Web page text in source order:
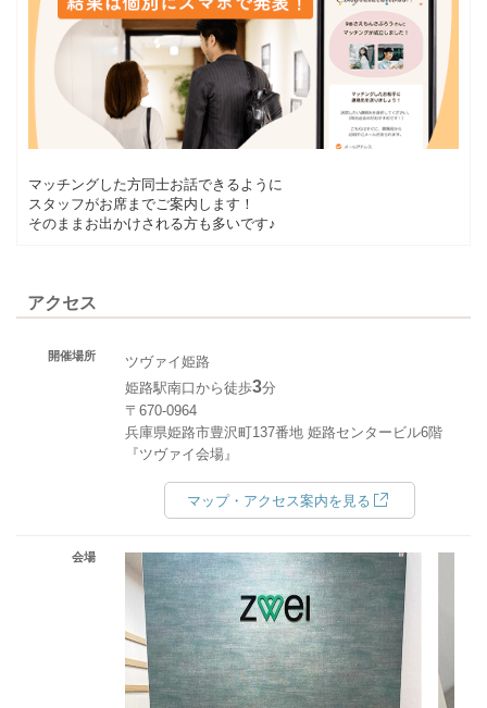
マッチングした方同士お話できるように
スタッフがお席までご案内します！
そのままお出かけされる方も多いです♪
アクセス
開催場所
ツヴァイ姫路
姫路駅南口から徒歩3分
〒670-0964
兵庫県姫路市豊沢町137番地 姫路センタービル6階
『ツヴァイ会場』
マップ・アクセス案内を見る
会場